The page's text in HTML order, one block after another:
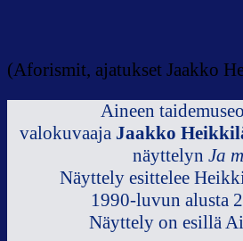
(Aforismit, ajatukset Jaakko
Aineen
valokuvaaja Jaakko
näyttelyn Ja
Näyttely esittelee
1990-luvun alusta
Näyttely on esillä